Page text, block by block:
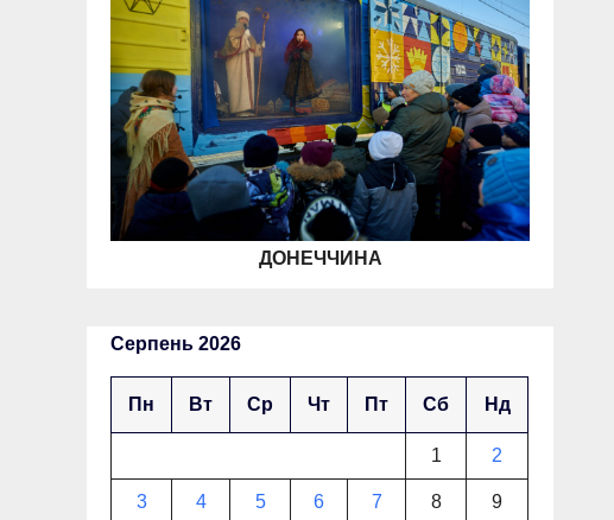
ДОНЕЧЧИНА
Серпень 2026
Пн Вт Ср Чт Пт Сб Нд
1 2
3 4 5 6 7 8 9